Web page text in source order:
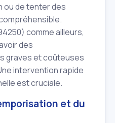
ou de tenter des
comme ailleurs,
des
graves et coûteuses
intervention rapide
est cruciale.
et du